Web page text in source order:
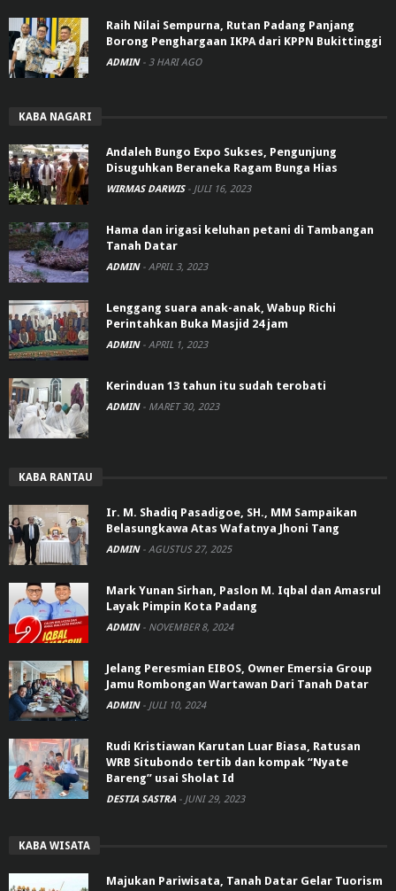
Raih Nilai Sempurna, Rutan Padang Panjang
Borong Penghargaan IKPA dari KPPN Bukittinggi
ADMIN - 3 HARI AGO
KABA NAGARI
Andaleh Bungo Expo Sukses, Pengunjung
Disuguhkan Beraneka Ragam Bunga Hias
WIRMAS DARWIS - JULI 16, 2023
Hama dan irigasi keluhan petani di Tambangan
Tanah Datar
ADMIN - APRIL 3, 2023
Lenggang suara anak-anak, Wabup Richi
Perintahkan Buka Masjid 24 jam
ADMIN - APRIL 1, 2023
Kerinduan 13 tahun itu sudah terobati
ADMIN - MARET 30, 2023
KABA RANTAU
Ir. M. Shadiq Pasadigoe, SH., MM Sampaikan
Belasungkawa Atas Wafatnya Jhoni Tang
ADMIN - AGUSTUS 27, 2025
Mark Yunan Sirhan, Paslon M. Iqbal dan Amasrul
Layak Pimpin Kota Padang
ADMIN - NOVEMBER 8, 2024
Jelang Peresmian EIBOS, Owner Emersia Group
Jamu Rombongan Wartawan Dari Tanah Datar
ADMIN - JULI 10, 2024
Rudi Kristiawan Karutan Luar Biasa, Ratusan
WRB Situbondo tertib dan kompak “Nyate
Bareng” usai Sholat Id
DESTIA SASTRA - JUNI 29, 2023
KABA WISATA
Majukan Pariwisata, Tanah Datar Gelar Tuorism